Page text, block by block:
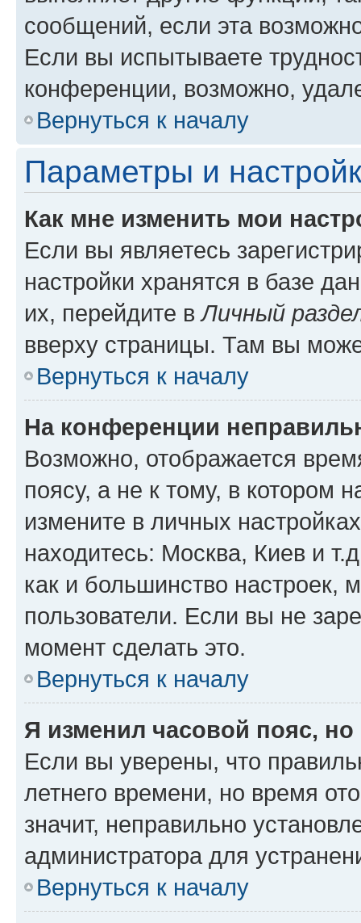
сообщений, если эта
Если вы испытываете
конференции, возможно,
Вернуться к началу
Параметры и
Как мне изменить мои
Если вы являетесь
настройки хранятся в базе
их, перейдите вЛичный
вверху страницы. Там вы
Вернуться к началу
На конференции
Возможно, отображается
поясу, а не к тому, в котором
измените в личных
находитесь: Москва, Киев и
как и большинство настроек,
пользователи. Если вы не
момент сделать это.
Вернуться к началу
Я изменил часовой пояс,
Если вы уверены, что
летнего времени, но время
значит, неправильно
администратора для
Вернуться к началу